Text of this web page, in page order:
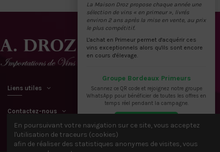
Liens utiles
Contactez-nous
La Maison Droz propose chaque année une
sélection de vins « en primeur », livrés
environ 2 ans après la mise en vente, au prix
le plus compétitif.
L'achat en Primeur permet d'acquérir ces
vins exceptionnels alors qu'ils sont encore
en cours d'élevage.
Groupe Bordeaux Primeurs
Scannez ce QR code et rejoignez notre groupe
WhatsApp pour bénéficier de toutes les offres en
temps réel pendant la campagne.
En poursuivant votre navigation sur ce site, vous acceptez
l'utilisation de traceurs (cookies)
afin de réaliser des statistiques anonymes de visites, vous